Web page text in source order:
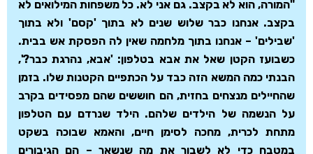
"המורה, הוא לא בקצב. גם אני לא. כל משפחות המילואים לא
בקצב. אנחנו כבר שלוש שנים לא בתוך 'קסם' ולא בתוך
'שבילים' – אנחנו בתוך מלחמה שאין לה הפסקת אש בבית.
כשבועז הקטן שאל את אבא בטלפון: 'אבא, נהרגת כבר?',
הבנתי כמה המשא הזה כבד על הכתפיים הקטנות שלו. בזמן
שהחיילים מנצחים בחזית, הם חוששים שהם מפסידים בקרב
על הנשמה של הילדים שלהם. הילד שנרדם עם הטלפון
מתחת לכרית, מחכה לסימן חיים, והאמא שבוכה בשקט
במטבח כדי לא לשבור את מה שנשאר – הם הגיבורים